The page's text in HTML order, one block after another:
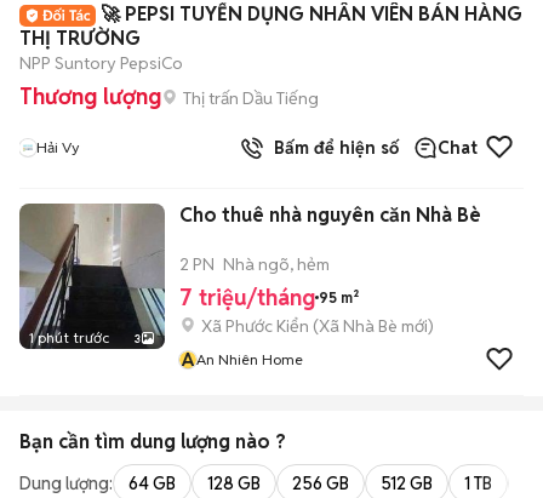
🚀 PEPSI TUYỂN DỤNG NHÂN VIÊN BÁN HÀNG
THỊ TRƯỜNG
NPP Suntory PepsiCo
Thương lượng Thị trấn Dầu Tiếng
Hải Vy Bấm để hiện số Chat
1 phút trước 3
Cho thuê nhà nguyên căn Nhà Bè
2 PN Nhà ngõ, hẻm
7 triệu/tháng 95 m²
Xã Phước Kiển (Xã Nhà Bè mới)
AAn Nhiên Home
Bạn cần tìm dung lượng nào ?
Dung lượng: 64 GB 128 GB 256 GB 512 GB 1 TB